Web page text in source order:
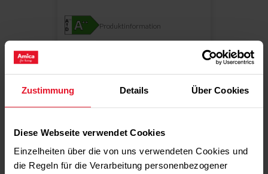
Zustimmung Details Über Cookies
Diese Webseite verwendet Cookies
Einzelheiten über die von uns verwendeten Cookies und
die Regeln für die Verarbeitung personenbezogener
Produktinformation